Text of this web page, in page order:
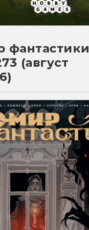
фантастики
(август